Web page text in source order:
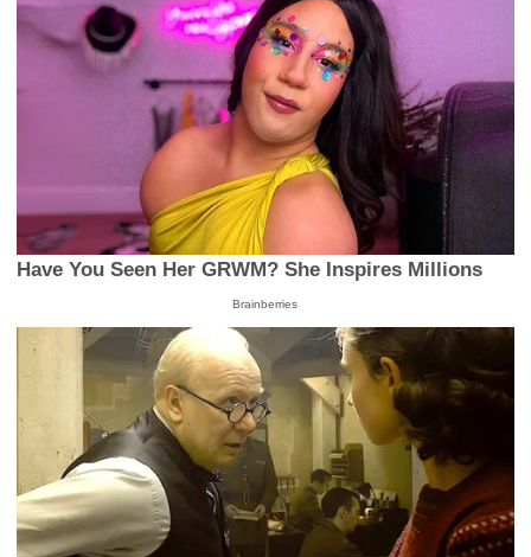
Have You Seen Her GRWM? She Inspires Millions
Brainberries